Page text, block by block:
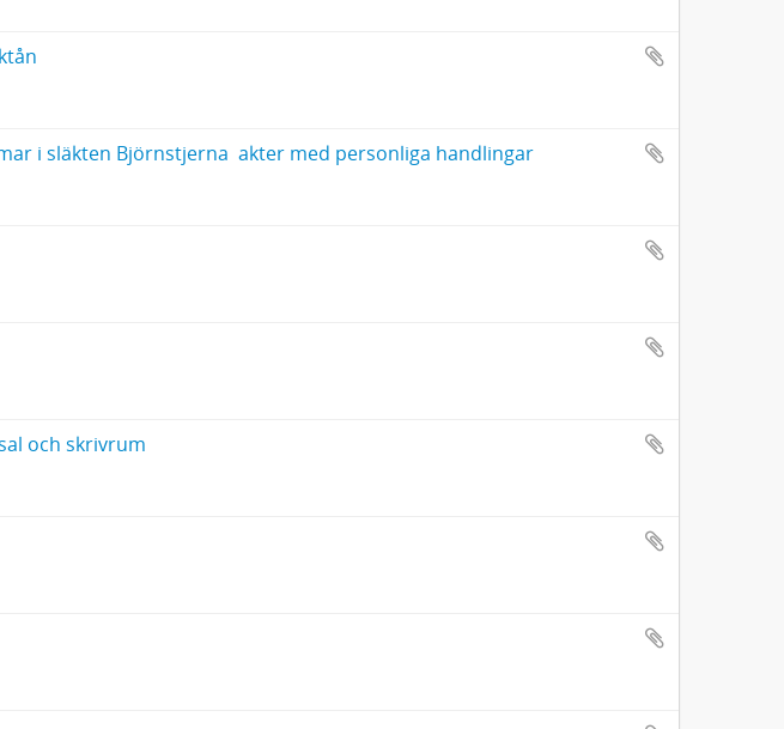
i släkten Björnstjerna  akter med personliga handlingar
och skrivrum